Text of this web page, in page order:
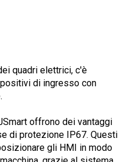
quadri elettrici, c'è
di ingresso con
offrono dei vantaggi
di protezione IP67. Questi
gli HMI in modo